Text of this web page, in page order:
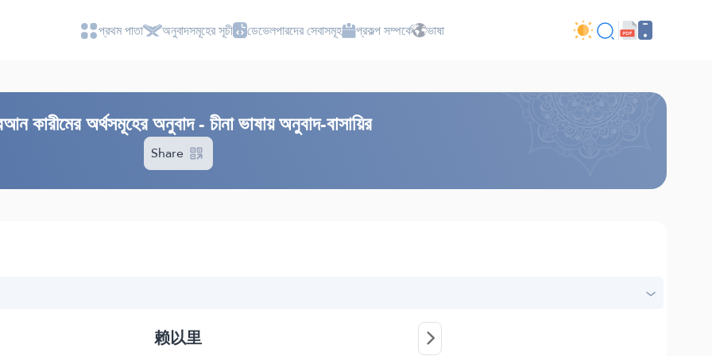
প্রথম পাতা অনুবাদসমূহের সূচী ডেভেলপারদের সেবাসমূহ প্রকল্প সম্পর্কে ভাষা
কারীমের অর্থসমূহের অনুবাদ - চীনা ভাষায় অনুবাদ-বাসায়ির
Share
赖以里